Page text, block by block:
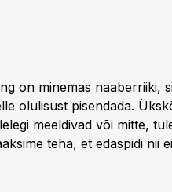
on minemas naaberriiki,
olulisust pisendada.
meeldivad või mitte,
teha, et edaspidi nii